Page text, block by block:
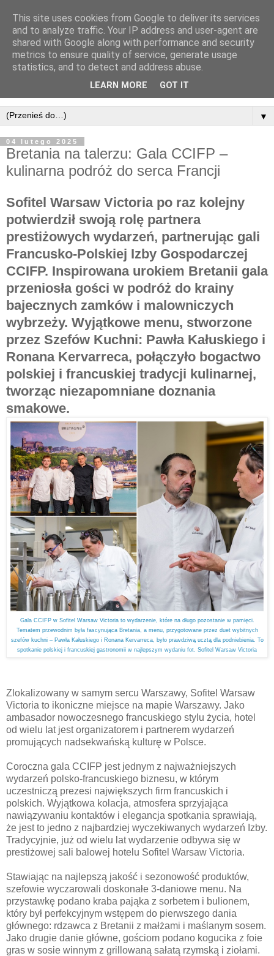
▼
04 lutego 2025
Bretania na talerzu: Gala CCIFP –
kulinarna podróż do serca Francji
Sofitel Warsaw Victoria po raz kolejny
potwierdził swoją rolę partnera
prestiżowych wydarzeń, partnerując gali
Francusko-Polskiej Izby Gospodarczej
CCIFP. Inspirowana urokiem Bretanii gala
przeniosła gości w podróż do krainy
bajecznych zamków i malowniczych
wybrzeży. Wyjątkowe menu, stworzone
przez Szefów Kuchni: Pawła Kałuskiego i
Ronana Kervarreca, połączyło bogactwo
polskiej i francuskiej tradycji kulinarnej,
tworząc niezapomniane doznania
smakowe.
Gala CCIFP w Sofitel Warsaw Victoria to wydarzenie, które na długo pozostanie w pamięci.
Tematem przewodnim była fascynująca Bretania, a menu, przygotowane przez duet wybitnych
szefów kuchni – Pawła Kałuskiego i Ronana Kervarreca, było prawdziwą ucztą dla podniebienia. To
spotkanie polskiej i francuskiej gastronomii w najlepszym wydaniu fot. Sofitel Warsaw Victoria
Zlokalizowany w samym sercu Warszawy, Sofitel Warsaw
Victoria to ikoniczne miejsce na mapie Warszawy. Jako
ambasador nowoczesnego francuskiego stylu życia, hotel
od wielu lat jest organizatorem i partnerem wydarzeń
promujących nadsekwańską kulturę w Polsce.
Coroczna gala CCIFP jest jednym z najważniejszych
wydarzeń polsko-francuskiego biznesu, w którym
uczestniczą prezesi największych firm francuskich i
polskich. Wyjątkowa kolacja, atmosfera sprzyjająca
nawiązywaniu kontaktów i elegancja spotkania sprawiają,
że jest to jedno z najbardziej wyczekiwanych wydarzeń Izby.
Tradycyjnie, już od wielu lat wydarzenie odbywa się w
prestiżowej sali balowej hotelu Sofitel Warsaw Victoria.
Stawiając na najlepszą jakość i sezonowość produktów,
szefowie wyczarowali doskonałe 3-daniowe menu. Na
przystawkę podano kraba pająka z sorbetem i bulionem,
który był perfekcyjnym wstępem do pierwszego dania
głównego: rdzawca z Bretanii z małżami i maślanym sosem.
Jako drugie danie główne, gościom podano kogucika z foie
gras w sosie winnym z grillowaną sałatą rzymską i ziołami.
This site uses cookies from Google to deliver its services
and to analyze traffic. Your IP address and user-agent are
shared with Google along with performance and security
metrics to ensure quality of service, generate usage
statistics, and to detect and address abuse.
LEARN MORE GOT IT